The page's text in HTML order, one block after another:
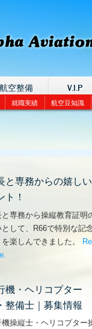
航空整備 V.I.P
就職実績 航空豆知識
と専務からの嬉し
ト！
と専務から操縦教育証明
として、R66で特別な記
を楽しんできました。
機・ヘリコプター
整備士｜募集情報
機操縦士・ヘリコプター